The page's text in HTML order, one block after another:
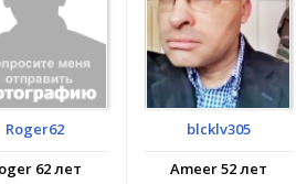
Roger62
62 лет
blcklv305
Ameer 52 лет